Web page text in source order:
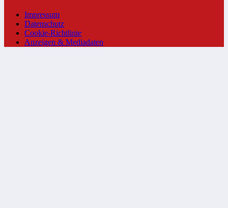
Impressum
Datenschutz
Cookie-Richtlinie
Anzeigen & Mediadaten